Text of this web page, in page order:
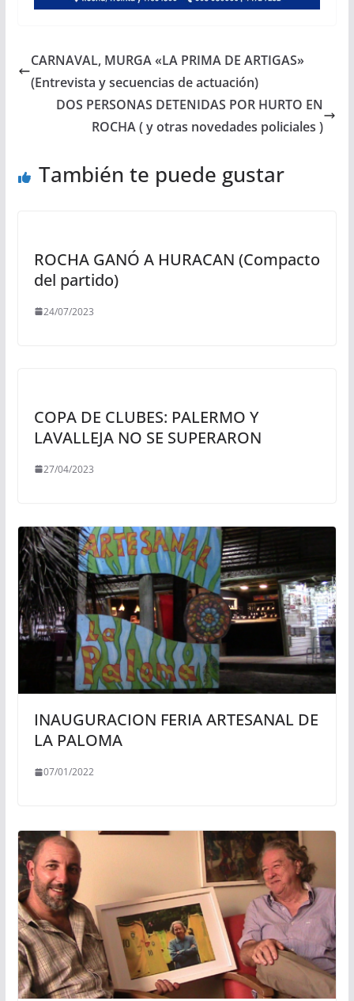
CARNAVAL, MURGA «LA PRIMA DE ARTIGAS»
(Entrevista y secuencias de actuación)
DOS PERSONAS DETENIDAS POR HURTO EN
ROCHA ( y otras novedades policiales )
También te puede gustar
ROCHA GANÓ A HURACAN (Compacto
del partido)
24/07/2023
COPA DE CLUBES: PALERMO Y
LAVALLEJA NO SE SUPERARON
27/04/2023
INAUGURACION FERIA ARTESANAL DE
LA PALOMA
07/01/2022